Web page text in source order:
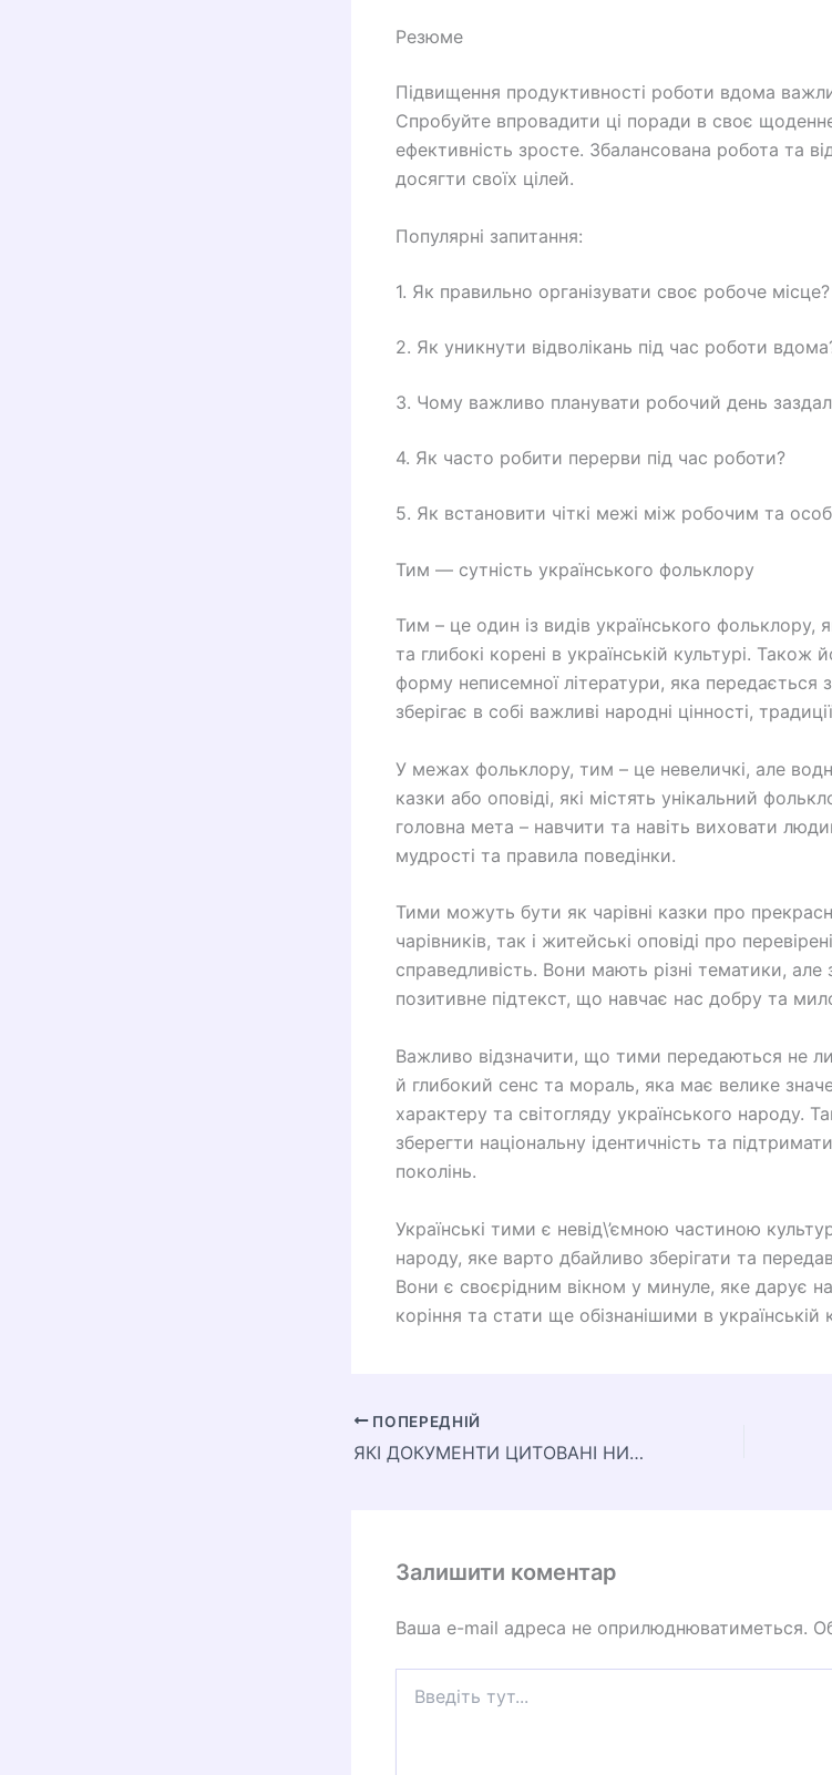
Резюме
Підвищення продуктивності роботи вдома
Спробуйте впровадити ці поради в своє
ефективність зросте. Збалансована робота та
досягти своїх цілей.
Популярні запитання:
1. Як правильно організувати своє робоче місце?
2. Як уникнути відволікань під час роботи
3. Чому важливо планувати робочий день
4. Як часто робити перерви під час роботи?
5. Як встановити чіткі межі між робочим та
Тим — сутність українського фольклору
Тим – це один із видів українського
та глибокі корені в українській культурі.
форму неписемної літератури, яка передається з
зберігає в собі важливі народні цінності,
У межах фольклору, тим – це невеличкі, але
казки або оповіді, які містять унікальний
головна мета – навчити та навіть виховати
мудрості та правила поведінки.
Тими можуть бути як чарівні казки про
чарівників, так і житейські оповіді про
справедливість. Вони мають різні тематики,
позитивне підтекст, що навчає нас добру та
Важливо відзначити, що тими передаються не
й глибокий сенс та мораль, яка має велике
характеру та світогляду українського народу.
зберегти національну ідентичність та
поколінь.
Українські тими є невід\’ємною частиною
народу, яке варто дбайливо зберігати та
Вони є своєрідним вікном у минуле, яке дарує
коріння та стати ще обізнанішими в українській
ПОПЕРЕДНІЙ
ЯКІ ДОКУМЕНТИ ЦИТОВАНІ НИЖЧЕ
Залишити коментар
Ваша e-mail адреса не оприлюднюватиметься.
тут...